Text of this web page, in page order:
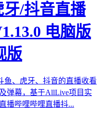
/抖音直播
电脑版
版
鱼、虎牙、抖音的直播收看
弹幕，基于AllLive项目实
播哔哩哔哩直播抖...